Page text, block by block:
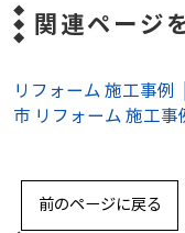
関連ページ
リフォーム 施工事例
市 リフォーム 施工事
前のページに戻る